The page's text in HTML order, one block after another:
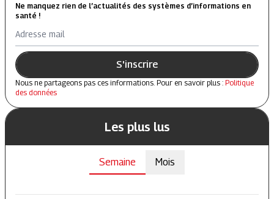
Ne manquez rien de l’actualités des systèmes d’informations en
santé !
Adresse mail
S'inscrire
Nous ne partageons pas ces informations. Pour en savoir plus : Politique
des données
Les plus lus
Semaine Mois